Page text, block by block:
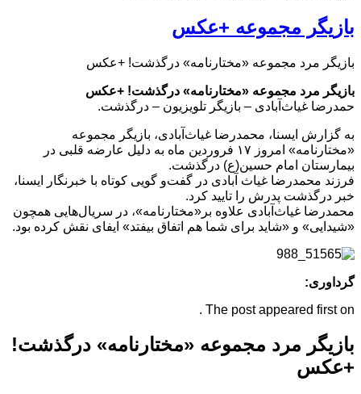
بازیگر مجموعه‌ +عکس
بازیگر مرد مجموعه‌ «مختارنامه» درگذشت! +عکس
بازیگر مرد مجموعه‌ «مختارنامه» درگذشت! +عکس
حمدرضا غیاث‌آبادی – بازیگر تلویزیون – درگذشت.
به گزارش ایسنا، محمدرضا غیاث‌آبادی، بازیگر مجموعه‌
«مختارنامه» امروز ۱۷ فروردین ماه به دلیل عارضه‌ قلبی در
بیمارستان امام حسین(ع) درگذشت.
فرزند محمدرضا غیاث آبادی در گفت‌و گویی کوتاه با خبرنگار ایسنا،
خبر درگذشت پدرش را تایید کرد.
محمدرضا غیاث‌آبادی علاوه بر«مختارنامه»، در سریال‌هایی همچون
«شیدایی» و «شاید برای شما هم اتفاق بیفتد» ایفای نقش کرده بود.
گرداوری:
The post appeared first on .
بازیگر مرد مجموعه‌ «مختارنامه» درگذشت!
+عکس